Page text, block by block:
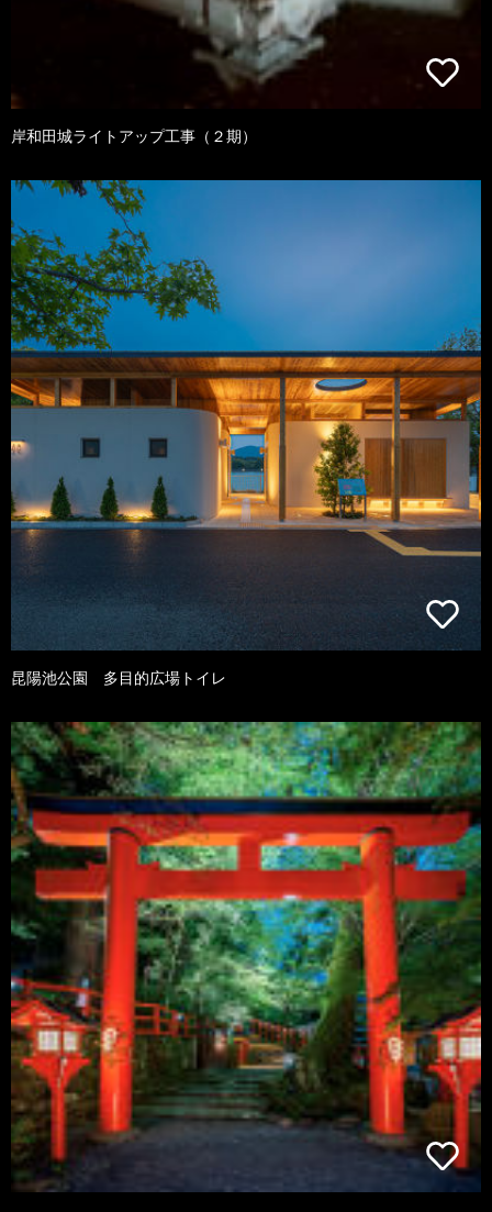
岸和田城ライトアップ工事（２期）
昆陽池公園 多目的広場トイレ